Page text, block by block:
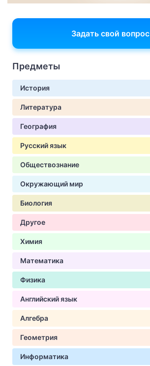
Задать свой вопрос
Предметы
История
Литература
География
Русский язык
Обществознание
Окружающий мир
Биология
Другое
Химия
Математика
Физика
Английский язык
Алгебра
Геометрия
Информатика